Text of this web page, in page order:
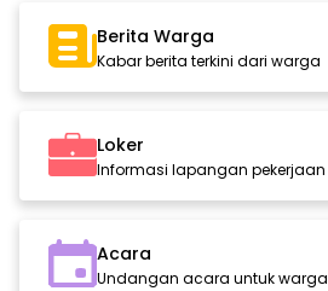
Berita Warga
Kabar berita terkini dari warga
Loker
Informasi lapangan pekerjaan
Acara
Undangan acara untuk warga